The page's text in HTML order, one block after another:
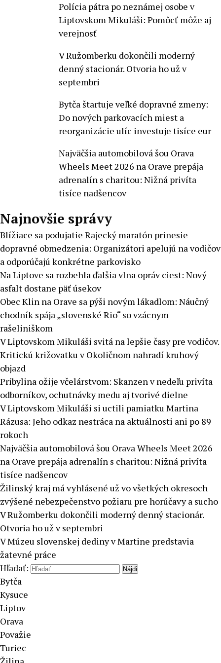
Polícia pátra po neznámej osobe v
Liptovskom Mikuláši: Pomôcť môže aj
verejnosť
V Ružomberku dokončili moderný
denný stacionár. Otvoria ho už v
septembri
Bytča štartuje veľké dopravné zmeny:
Do nových parkovacích miest a
reorganizácie ulíc investuje tisíce eur
Najväčšia automobilová šou Orava
Wheels Meet 2026 na Orave prepája
adrenalín s charitou: Nižná privíta
tisíce nadšencov
Najnovšie správy
Blížiace sa podujatie Rajecký maratón prinesie
dopravné obmedzenia: Organizátori apelujú na vodičov
a odporúčajú konkrétne parkovisko
Na Liptove sa rozbehla ďalšia vlna opráv ciest: Nový
asfalt dostane päť úsekov
Obec Klin na Orave sa pýši novým lákadlom: Náučný
chodník spája „slovenské Rio“ so vzácnym
rašeliniškom
V Liptovskom Mikuláši svitá na lepšie časy pre vodičov.
Kritickú križovatku v Okoličnom nahradí kruhový
objazd
Pribylina ožije včelárstvom: Skanzen v nedeľu privíta
odborníkov, ochutnávky medu aj tvorivé dielne
V Liptovskom Mikuláši si uctili pamiatku Martina
Rázusa: Jeho odkaz nestráca na aktuálnosti ani po 89
rokoch
Najväčšia automobilová šou Orava Wheels Meet 2026
na Orave prepája adrenalín s charitou: Nižná privíta
tisíce nadšencov
Žilinský kraj má vyhlásené už vo všetkých okresoch
zvýšené nebezpečenstvo požiaru pre horúčavy a sucho
V Ružomberku dokončili moderný denný stacionár.
Otvoria ho už v septembri
V Múzeu slovenskej dediny v Martine predstavia
žatevné práce
Hľadať:
Bytča
Kysuce
Liptov
Orava
Považie
Turiec